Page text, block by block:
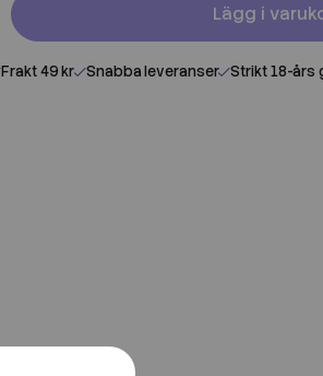
Lägg i
Frakt 49 kr Snabba leveranser Strikt 18-års